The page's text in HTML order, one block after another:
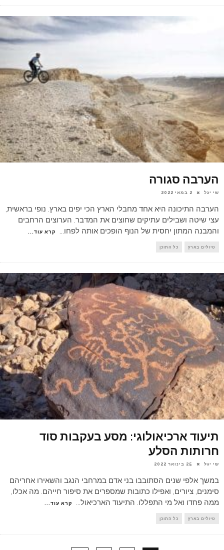
הערבה סגורה
שי יגל 2 במאי 2022
הערבה התיכונה היא אחד מחבלי הארץ הכי יפים בארץ. נופי בראשית,
עצי שיטה ושבילים עתיקים שחוצים את המדבר. הערוצים הרחבים
והמבנה המתון יחסית של הנוף הופכים אותה לפחו... קרא עוד...
טיולים בארץ כל התוכן
תיעוד ארכיאולוגי: מסע בעקבות סוד
חרותות הסלע
שי יגל 25 בינואר 2022
במשך אלפי שנים הסתובבו בני אדם במרחבי הנגב והשאירו אחריהם
סימנים, ציורים, ואפילו כתובות שמספרים את סיפור חייהם. מה אכלו,
ממה פחדו ואל מי התפללו. התיעוד הארכיאול... קרא עוד...
טיולים בארץ כל התוכן